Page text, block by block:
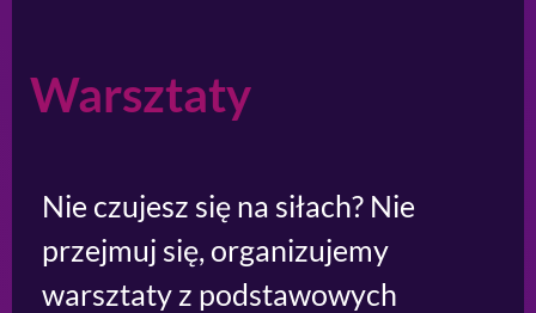
Warsztaty
Nie czujesz się na siłach? Nie
przejmuj się, organizujemy
warsztaty z podstawowych